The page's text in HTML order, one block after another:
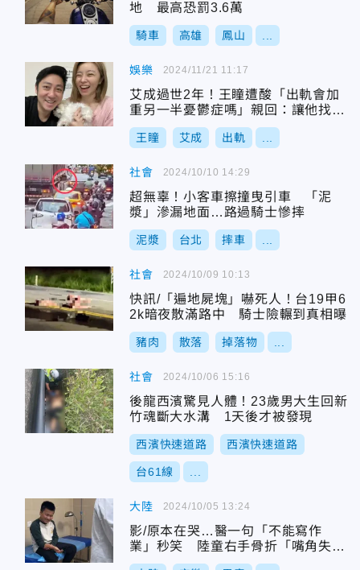
地 最高恐罰3.6萬
騎車 高雄 鳳山
娛樂
艾成過世2年！王瞳遭酸「出軌會加
重另一半憂鬱症嗎」親回：讓他找你
說
王瞳 艾成 出軌
2024/11/21 11:17
社會
超無辜！小客車擦撞曳引車 「泥
漿」滲漏地面…路過騎士慘摔
泥漿 台北 摔車
2024/10/10 14:29
社會
快訊/「遍地屍塊」嚇死人！台19甲6
2k暗夜散滿路中 騎士險輾到真相曝
豬肉 散落 掉落物
2024/10/09 10:13
社會
後龍西濱驚見人體！23歲男大生回新
竹魂斷大水溝 1天後才被發現
西濱快速道路 西濱快速道路
台61線
2024/10/06 15:16
大陸
影/原本在哭…醫一句「不能寫作
業」秒笑 陸童右手骨折「嘴角失
守」逗樂全網
2024/10/05 13:24